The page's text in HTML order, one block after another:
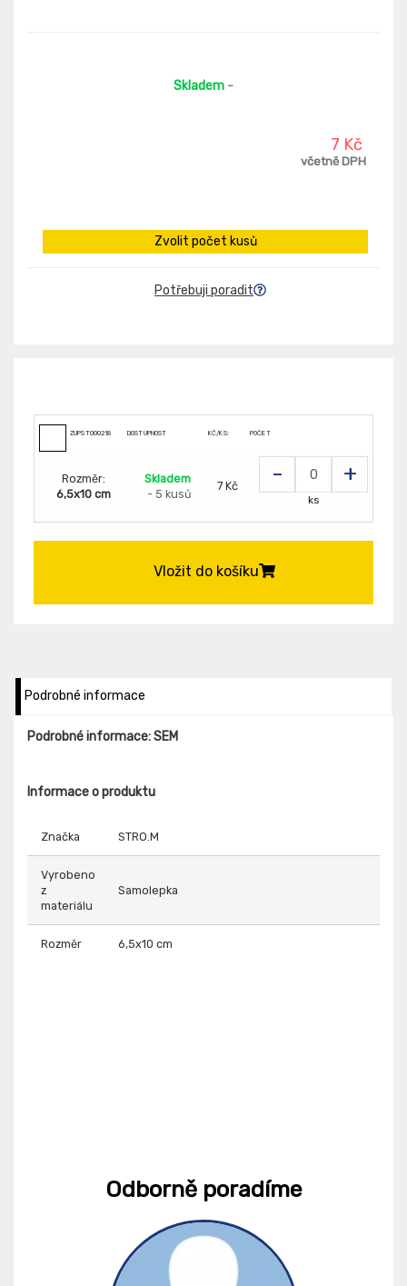
Skladem -
7 Kč
včetně DPH
Zvolit počet kusů
Potřebuji poradit
ZUPST000218 DOSTUPNOST KČ/KS: POČET
Rozměr:
6,5x10 cm
Skladem
- 5 kusů
7 Kč - +
ks
Vložit do košíku
Podrobné informace
Podrobné informace: SEM
Informace o produktu
Značka STRO.M
Vyrobeno
z
materiálu
Samolepka
Rozměr 6,5x10 cm
Odborně poradíme